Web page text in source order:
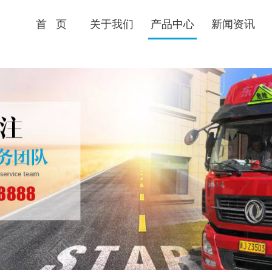
首 页 关于我们 产品中心 新闻资讯